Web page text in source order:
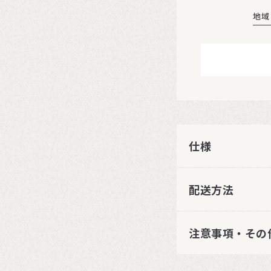
地
仕様
配送方法
注意事項・その